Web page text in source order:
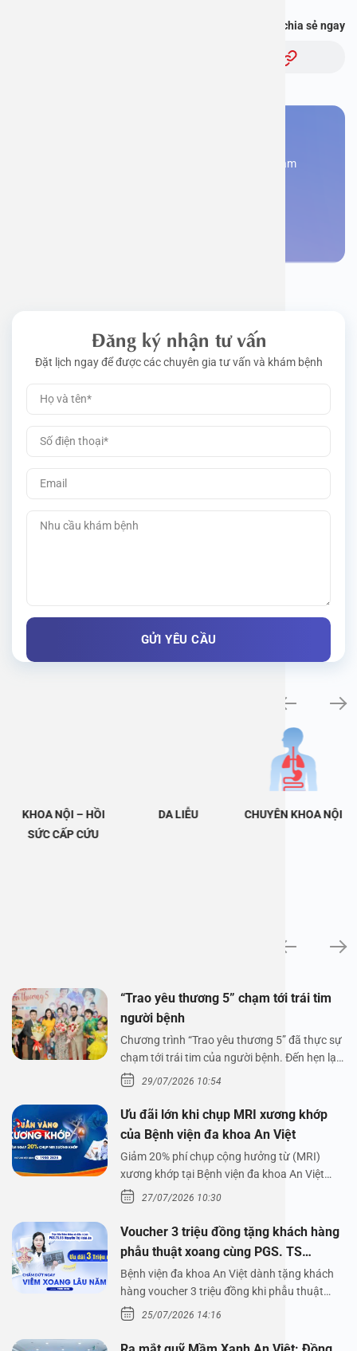
Bạn thấy thông tin này hữu ích, chia sẻ ngay
Đăng kí ngay để được các chuyên gia tư vấn và khám
Đăng ký nhận tư vấn
Đặt lịch ngay để được các chuyên gia tư vấn và khám bệnh
KHOA NỘI – HỒI
SỨC CẤP CỨU
DA LIỄU CHUYÊN KHOA NỘI
“Trao yêu thương 5” chạm tới trái tim
người bệnh
Chương trình “Trao yêu thương 5” đã thực sự
chạm tới trái tim của người bệnh. Đến hẹn lại
lên,…29/07/2026 10:54
Ưu đãi lớn khi chụp MRI xương khớp
của Bệnh viện đa khoa An Việt
Giảm 20% phí chụp cộng hưởng từ (MRI)
xương khớp tại Bệnh viện đa khoa An Việt
Bệnh viện đa…
27/07/2026 10:30
Voucher 3 triệu đồng tặng khách hàng
phẫu thuật xoang cùng PGS. TS
Nguyễn Thị Hoài An
Bệnh viện đa khoa An Việt dành tặng khách
hàng voucher 3 triệu đồng khi phẫu thuật
xoang cùng PGS.…
25/07/2026 14:16